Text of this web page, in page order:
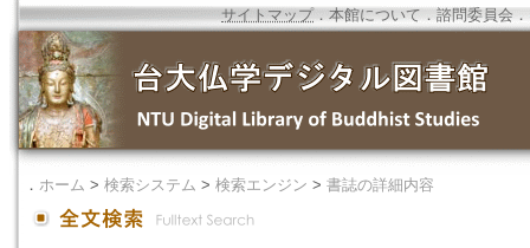
サイトマップ．本館について ． 諮問委員会 ．
． ホーム > 検索システム > 検索エンジン > 書誌の詳細内容